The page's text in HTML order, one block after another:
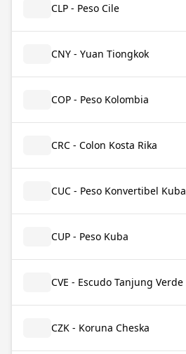
CLP - Peso Cile
CNY - Yuan Tiongkok
COP - Peso Kolombia
CRC - Colon Kosta Rika
CUC - Peso Konvertibel Kuba
CUP - Peso Kuba
CVE - Escudo Tanjung Verde
CZK - Koruna Cheska